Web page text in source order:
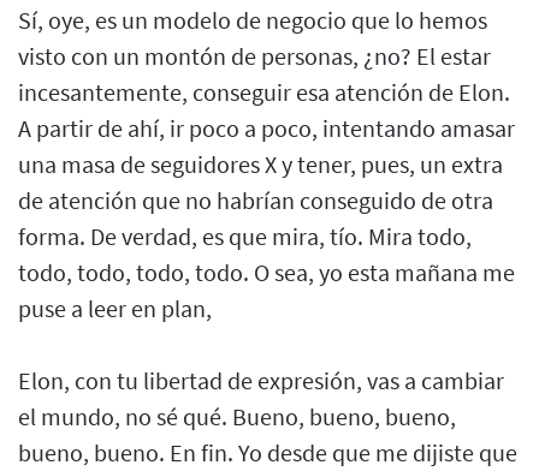
Sí, oye, es un modelo de negocio que lo hemos
visto con un montón de personas, ¿no? El estar
incesantemente, conseguir esa atención de Elon.
A partir de ahí, ir poco a poco, intentando amasar
una masa de seguidores X y tener, pues, un extra
de atención que no habrían conseguido de otra
forma. De verdad, es que mira, tío. Mira todo,
todo, todo, todo, todo. O sea, yo esta mañana me
puse a leer en plan,
Elon, con tu libertad de expresión, vas a cambiar
el mundo, no sé qué. Bueno, bueno, bueno,
bueno, bueno. En fin. Yo desde que me dijiste que